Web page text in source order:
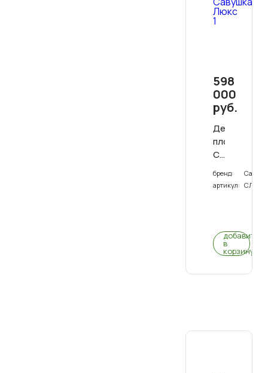
598
000
руб.
Детская
площадка
Савушка
Люкс
бренд:
артикул: СЛ-01
добавить
в
корзину